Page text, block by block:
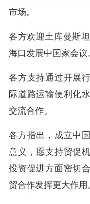
市场。
各方欢迎土库曼斯
海口发展中国家会议
各方支持通过开展
际道路运输便利化
交流合作。
各方指出，成立中
意义，愿支持贸促
投资促进方面密切
贸合作发挥更大作用